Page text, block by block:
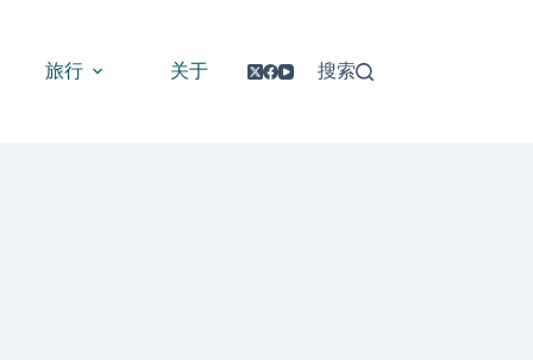
旅行 关于 搜索